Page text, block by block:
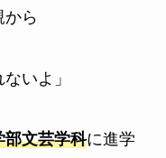
から
いよ」
部文芸学科に進学